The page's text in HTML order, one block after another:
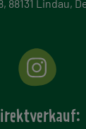
88131 Lindau,